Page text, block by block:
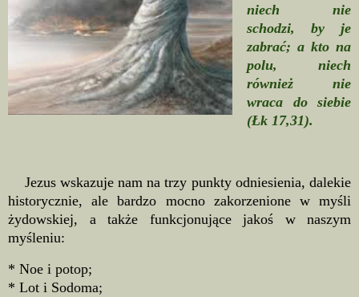
niech nie
schodzi, by je
zabrać; a kto na
polu, niech
również nie
wraca do siebie
(Łk 17,31).
Jezus wskazuje nam na trzy punkty odniesienia, dalekie
historycznie, ale bardzo mocno zakorzenione w myśli
żydowskiej, a także funkcjonujące jakoś w naszym
myśleniu:
* Noe i potop;
* Lot i Sodoma;